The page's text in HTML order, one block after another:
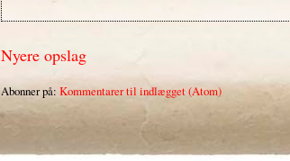
Nyere opslag
Abonner på: Kommentarer til indlægget (Atom)